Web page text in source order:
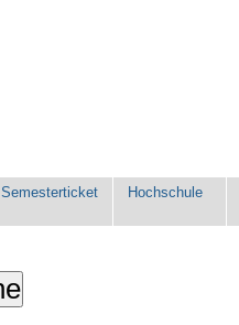
Semesterticket Hochschule